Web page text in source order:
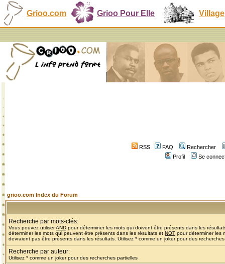
Grioo.com Grioo Pour Elle Village
RSS FAQ
Rechercher
Profil
Se
grioo.com Index du Forum
Recherche par mots-clés:
Vous pouvez utiliserAND pour déterminer les mots qui doivent être présents dans les
déterminer les mots qui peuvent être présents dans les résultats et NOT pour déterminer les
devraient pas être présents dans les résultats. Utilisez * comme un joker pour des
Recherche par auteur:
Utilisez * comme un joker pour des recherches partielles